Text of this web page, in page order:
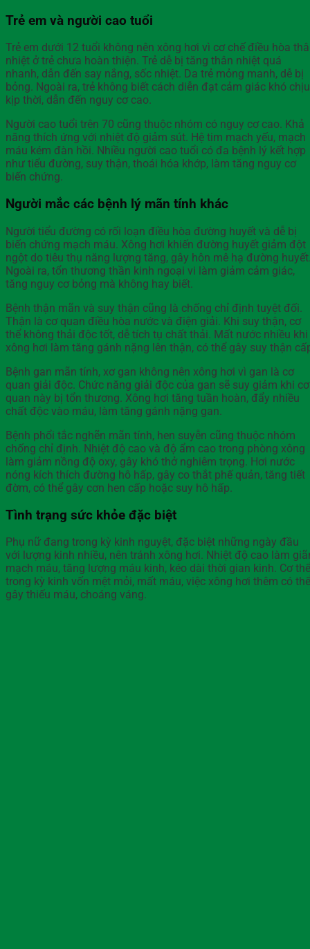
Trẻ em và người cao tuổi
Trẻ em dưới 12 tuổi không nên xông hơi vì cơ chế điều hòa
nhiệt ở trẻ chưa hoàn thiện. Trẻ dễ bị tăng thân nhiệt quá
nhanh, dẫn đến say nắng, sốc nhiệt. Da trẻ mỏng manh, dễ bị
bỏng. Ngoài ra, trẻ không biết cách diễn đạt cảm giác khó chịu
kịp thời, dẫn đến nguy cơ cao.
Người cao tuổi trên 70 cũng thuộc nhóm có nguy cơ cao. Khả
năng thích ứng với nhiệt độ giảm sút. Hệ tim mạch yếu, mạch
máu kém đàn hồi. Nhiều người cao tuổi có đa bệnh lý kết hợp
như tiểu đường, suy thận, thoái hóa khớp, làm tăng nguy cơ
biến chứng.
Người mắc các bệnh lý mãn tính khác
Người tiểu đường có rối loạn điều hòa đường huyết và dễ bị
biến chứng mạch máu. Xông hơi khiến đường huyết giảm đột
ngột do tiêu thụ năng lượng tăng, gây hôn mê hạ đường
Ngoài ra, tổn thương thần kinh ngoại vi làm giảm cảm giác,
tăng nguy cơ bỏng mà không hay biết.
Bệnh thận mãn và suy thận cũng là chống chỉ định tuyệt đối.
Thận là cơ quan điều hòa nước và điện giải. Khi suy thận, cơ
thể không thải độc tốt, dễ tích tụ chất thải. Mất nước nhiều khi
xông hơi làm tăng gánh nặng lên thận, có thể gây suy thận
Bệnh gan mãn tính, xơ gan không nên xông hơi vì gan là cơ
quan giải độc. Chức năng giải độc của gan sẽ suy giảm khi cơ
quan này bị tổn thương. Xông hơi tăng tuần hoàn, đẩy nhiều
chất độc vào máu, làm tăng gánh nặng gan.
Bệnh phổi tắc nghẽn mãn tính, hen suyễn cũng thuộc nhóm
chống chỉ định. Nhiệt độ cao và độ ẩm cao trong phòng xông
làm giảm nồng độ oxy, gây khó thở nghiêm trọng. Hơi nước
nóng kích thích đường hô hấp, gây co thắt phế quản, tăng tiết
đờm, có thể gây cơn hen cấp hoặc suy hô hấp.
Tình trạng sức khỏe đặc biệt
Phụ nữ đang trong kỳ kinh nguyệt, đặc biệt những ngày đầu
với lượng kinh nhiều, nên tránh xông hơi. Nhiệt độ cao làm
mạch máu, tăng lượng máu kinh, kéo dài thời gian kinh. Cơ thể
trong kỳ kinh vốn mệt mỏi, mất máu, việc xông hơi thêm có thể
gây thiếu máu, choáng váng.